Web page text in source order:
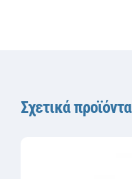
Σχετικά προϊόντα